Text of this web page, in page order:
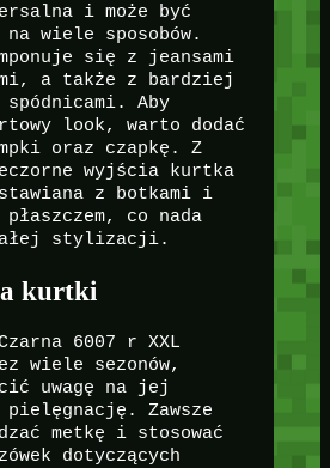
i może być
wiele sposobów.
się z jeansami
a także z bardziej
Aby
look, warto dodać
oraz czapkę. Z
wyjścia kurtka
z botkami i
płaszczem, co nada
stylizacji.
kurtki
6007 r XXL
wiele sezonów,
uwagę na jej
pielęgnację. Zawsze
metkę i stosować
dotyczących